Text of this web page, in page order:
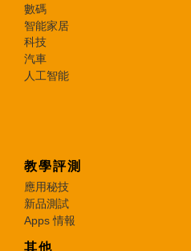
數碼
智能家居
科技
汽車
人工智能
教學評測
應用秘技
新品測試
Apps 情報
其他